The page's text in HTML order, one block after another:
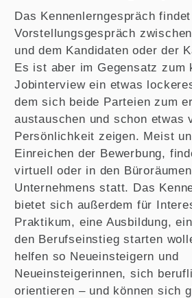
Das Kennenlerngespräch
Vorstellungsgespräch
und dem Kandidaten oder der
Es ist aber im Gegensatz zum
Jobinterview ein etwas
dem sich beide Parteien zum
austauschen und schon etwas
Persönlichkeit zeigen. Meist
Einreichen der Bewerbung,
virtuell oder in den
Unternehmens statt. Das
bietet sich außerdem für
Praktikum, eine Ausbildung,
den Berufseinstieg starten
helfen so Neueinsteigern und
Neueinsteigerinnen, sich
orientieren – und können sich